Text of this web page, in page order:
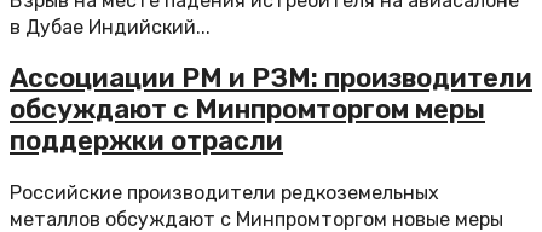
в Дубае Индийский...
Ассоциации РМ и РЗМ: производители
обсуждают с Минпромторгом меры
поддержки отрасли
Российские производители редкоземельных
металлов обсуждают с Минпромторгом новые меры